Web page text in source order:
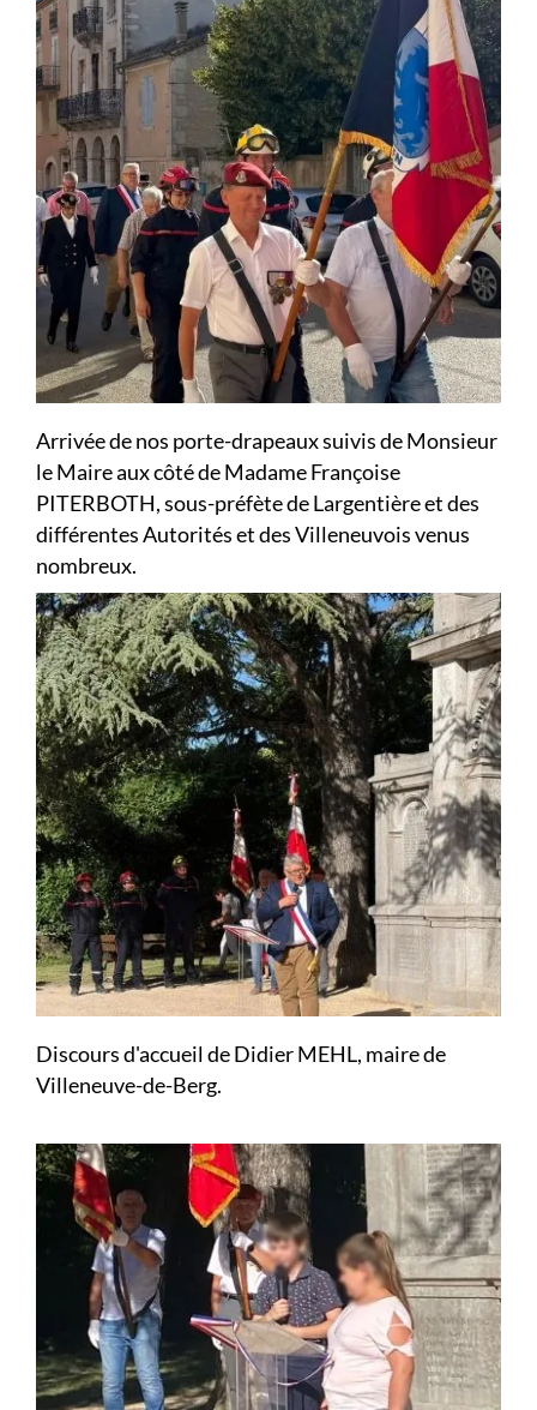
Arrivée de nos porte-drapeaux suivis de Monsieur
le Maire aux côté de Madame Françoise
PITERBOTH, sous-préfète de Largentière et des
différentes Autorités et des Villeneuvois venus
nombreux.
Discours d'accueil de Didier MEHL, maire de
Villeneuve-de-Berg.